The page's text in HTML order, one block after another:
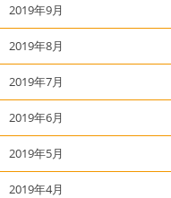
2019年9月
2019年8月
2019年7月
2019年6月
2019年5月
2019年4月